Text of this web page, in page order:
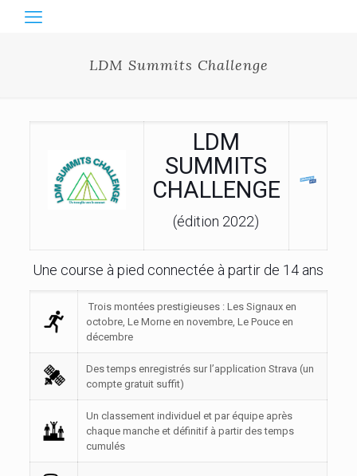
LDM Summits Challenge
LDM
SUMMITS
CHALLENGE
(édition 2022)
Une course à pied connectée à partir de 14 ans
Trois montées prestigieuses : Les Signaux en
octobre, Le Morne en novembre, Le Pouce en
décembre
Des temps enregistrés sur l’application Strava (un
compte gratuit suffit)
Un classement individuel et par équipe après
chaque manche et définitif à partir des temps
cumulés